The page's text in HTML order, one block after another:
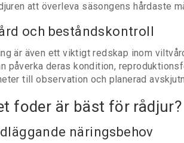
att överleva säsongens hårdaste
och beståndskontroll
är även ett viktigt redskap inom
påverka deras kondition,
till observation och planerad
foder är bäst för rådjur?
näringsbehov